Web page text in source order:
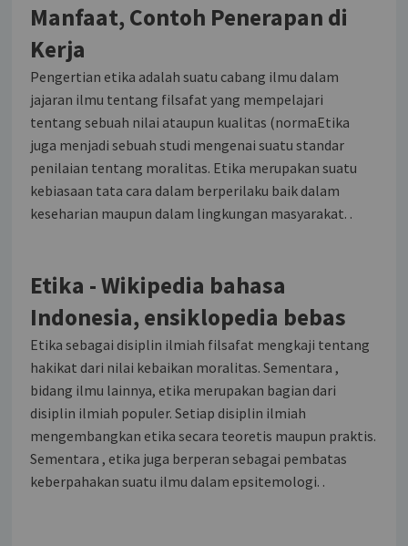
Manfaat, Contoh Penerapan di
Kerja
Pengertian etika adalah suatu cabang ilmu dalam
jajaran ilmu tentang filsafat yang mempelajari
tentang sebuah nilai ataupun kualitas (normaEtika
juga menjadi sebuah studi mengenai suatu standar
penilaian tentang moralitas. Etika merupakan suatu
kebiasaan tata cara dalam berperilaku baik dalam
keseharian maupun dalam lingkungan masyarakat. .
Etika - Wikipedia bahasa
Indonesia, ensiklopedia bebas
Etika sebagai disiplin ilmiah filsafat mengkaji tentang
hakikat dari nilai kebaikan moralitas. Sementara ,
bidang ilmu lainnya, etika merupakan bagian dari
disiplin ilmiah populer. Setiap disiplin ilmiah
mengembangkan etika secara teoretis maupun praktis.
Sementara , etika juga berperan sebagai pembatas
keberpahakan suatu ilmu dalam epsitemologi. .